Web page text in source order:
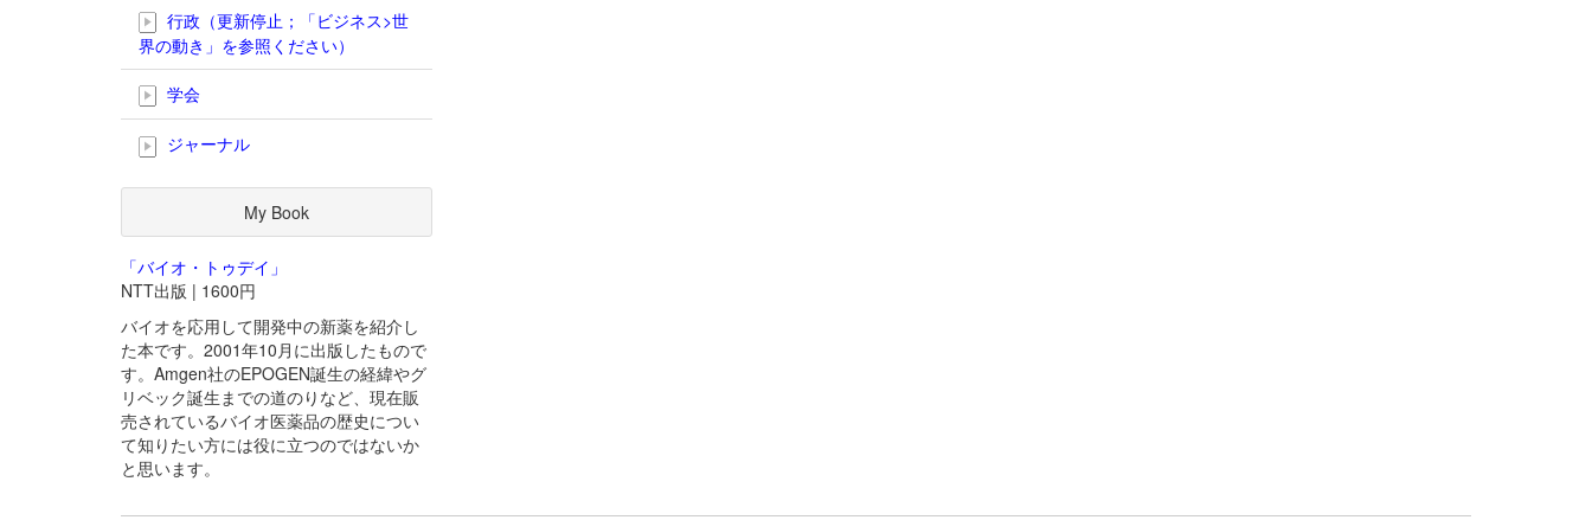
行政（更新停止；「ビジネス>世
界の動き」を参照ください）
学会
ジャーナル
My Book
「バイオ・トゥデイ」
NTT出版 | 1600円
バイオを応用して開発中の新薬を紹介し
た本です。2001年10月に出版したもので
す。Amgen社のEPOGEN誕生の経緯やグ
リベック誕生までの道のりなど、現在販
売されているバイオ医薬品の歴史につい
て知りたい方には役に立つのではないか
と思います。